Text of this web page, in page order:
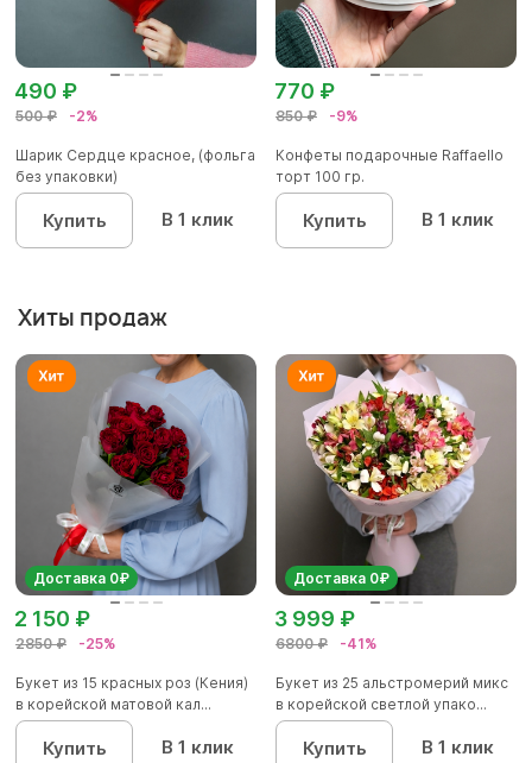
500 ₽ -2%
490 ₽
Шарик Сердце красное, (фольга
без упаковки)
Купить В 1 клик
850 ₽ -9%
770 ₽
Конфеты подарочные Raffaello
торт 100 гр.
Купить В 1 клик
Хиты продаж
Доставка 0₽
2850 ₽ -25%
2 150 ₽
Букет из 15 красных роз (Кения)
в корейской матовой кал...
Купить В 1 клик
Доставка 0₽
6800 ₽ -41%
3 999 ₽
Букет из 25 альстромерий микс
в корейской светлой упако...
Купить В 1 клик